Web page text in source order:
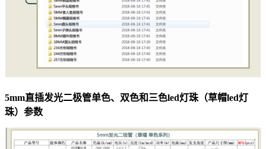
5mm直插发光二极管单色、双色和三色led灯珠（草帽led灯
珠）参数